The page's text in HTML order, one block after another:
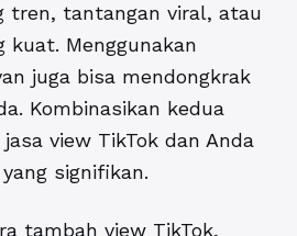
tren, tantangan viral, atau
kuat. Menggunakan
juga bisa mendongkrak
Kombinasikan kedua
view TikTok dan Anda
signifikan.
tambah view TikTok,